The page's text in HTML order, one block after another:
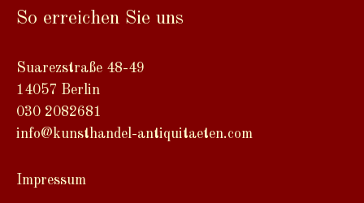
e
n
a
t
i
:
So erreichen Sie uns
Suarezstraße 48-49
14057 Berlin
030 2082681
info@kunsthandel-antiquitaeten.com
Impressum